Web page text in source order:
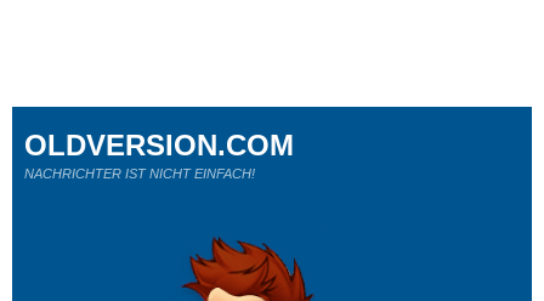
OLDVERSION.COM
NACHRICHTER IST NICHT EINFACH!